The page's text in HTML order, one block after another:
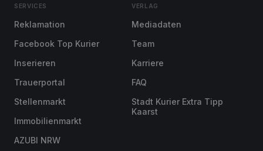
SERVICES
Reklamation
Facebook Top Kurier
Inserieren
Trauerportal
Stellenmarkt
Immobilienmarkt
AZUBI NRW
VERLAG
Mediadaten
Team
Karriere
FAQ
Stadt Kurier Extra Tipp
Kaarst